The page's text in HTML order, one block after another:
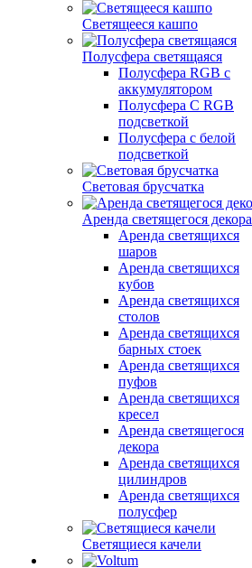
Светящееся кашпо
Полусфера светящаяся
Полусфера RGB с
аккумулятором
Полусфера С RGB
подсветкой
Полусфера с белой
подсветкой
Световая брусчатка
Аренда светящегося декора
Аренда светящихся
шаров
Аренда светящихся
кубов
Аренда светящихся
столов
Аренда светящихся
барных стоек
Аренда светящихся
пуфов
Аренда светящихся
кресел
Аренда светящегося
декора
Аренда светящихся
цилиндров
Аренда светящихся
полусфер
Светящиеся качели